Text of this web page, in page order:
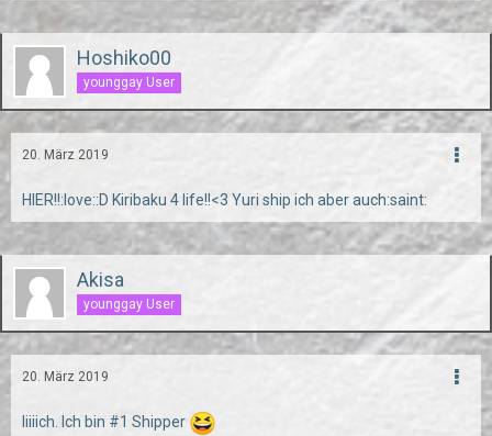
Hoshiko00
younggay User
20. März 2019
HIER!!:love::D Kiribaku 4 life!!<3 Yuri ship ich aber auch:saint:
Akisa
younggay User
20. März 2019
Iiiiich. Ich bin #1 Shipper